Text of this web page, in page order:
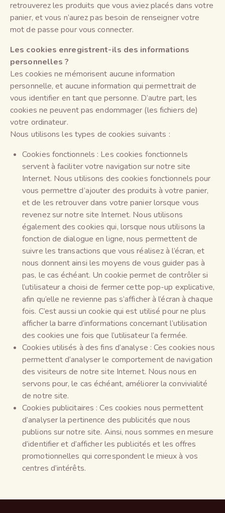
retrouverez les produits que vous aviez placés dans votre
panier, et vous n’aurez pas besoin de renseigner votre
mot de passe pour vous connecter.
Les cookies enregistrent-ils des informations
personnelles ?
Les cookies ne mémorisent aucune information
personnelle, et aucune information qui permettrait de
vous identifier en tant que personne. D’autre part, les
cookies ne peuvent pas endommager (les fichiers de)
votre ordinateur.
Nous utilisons les types de cookies suivants :
Cookies fonctionnels : Les cookies fonctionnels
servent à faciliter votre navigation sur notre site
Internet. Nous utilisons des cookies fonctionnels pour
vous permettre d’ajouter des produits à votre panier,
et de les retrouver dans votre panier lorsque vous
revenez sur notre site Internet. Nous utilisons
également des cookies qui, lorsque nous utilisons la
fonction de dialogue en ligne, nous permettent de
suivre les transactions que vous réalisez à l’écran, et
nous donnent ainsi les moyens de vous guider pas à
pas, le cas échéant. Un cookie permet de contrôler si
l’utilisateur a choisi de fermer cette pop-up explicative,
afin qu’elle ne revienne pas s’afficher à l’écran à chaque
fois. C’est aussi un cookie qui est utilisé pour ne plus
afficher la barre d’informations concernant l’utilisation
des cookies une fois que l’utilisateur l’a fermée.
Cookies utilisés à des fins d’analyse : Ces cookies nous
permettent d’analyser le comportement de navigation
des visiteurs de notre site Internet. Nous nous en
servons pour, le cas échéant, améliorer la convivialité
de notre site.
Cookies publicitaires : Ces cookies nous permettent
d’analyser la pertinence des publicités que nous
publions sur notre site. Ainsi, nous sommes en mesure
d’identifier et d’afficher les publicités et les offres
promotionnelles qui correspondent le mieux à vos
centres d’intérêts.